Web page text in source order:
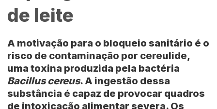
de leite
A motivação para o bloqueio sanitário é o
risco de contaminação por cereulide,
uma toxina produzida pela bactéria
Bacillus cereus. A ingestão dessa
substância é capaz de provocar quadros
de intoxicação alimentar severa. Os